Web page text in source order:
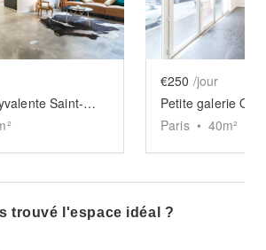
Boutique polyvalente Saint-Maur
€250 /jour
Petite galerie
Paris • 40m²
trouvé l'espace idéal ?